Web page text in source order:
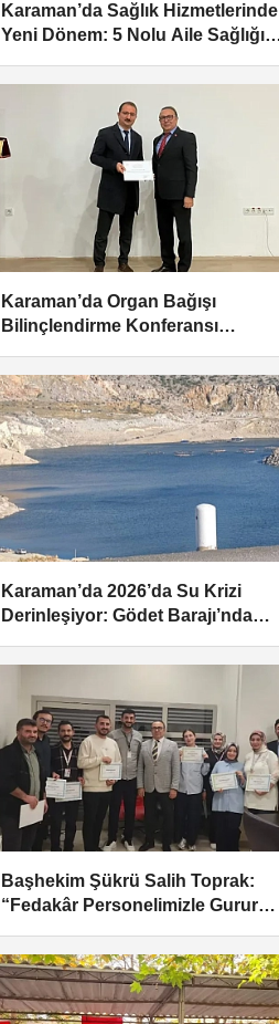
Karaman’da Sağlık Hizmetlerinde
Yeni Dönem: 5 Nolu Aile Sağlığı
Karaman’da Organ Bağışı
Bilinçlendirme Konferansı
Karaman’da 2026’da Su Krizi
Derinleşiyor: Gödet Barajı’nda
Başhekim Şükrü Salih Toprak:
“Fedakâr Personelimizle Gurur